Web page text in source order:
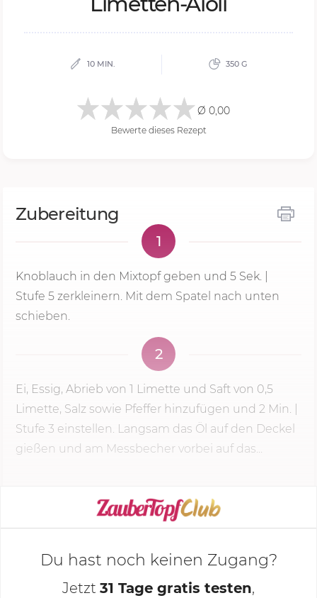
10 MIN. 350 G
Ø 0,00
Bewerte dieses Rezept
Zubereitung
1
Knoblauch in den Mixtopf geben und 5 Sek.
Stufe 5 zerkleinern. Mit dem Spatel nach unten
schieben.
2
Ei, Essig, Abrieb von 1 Limette und Saft von 0,5
Limette, Salz sowie Pfeffer hinzufügen und 2 Min.
Stufe 3 einstellen. Langsam das Öl auf den Deckel
gießen und am Messbecher vorbei auf das...
KOCHMODUS STARTEN
Du hast noch keinen Zugang?
Jetzt 31 Tage gratis testen,